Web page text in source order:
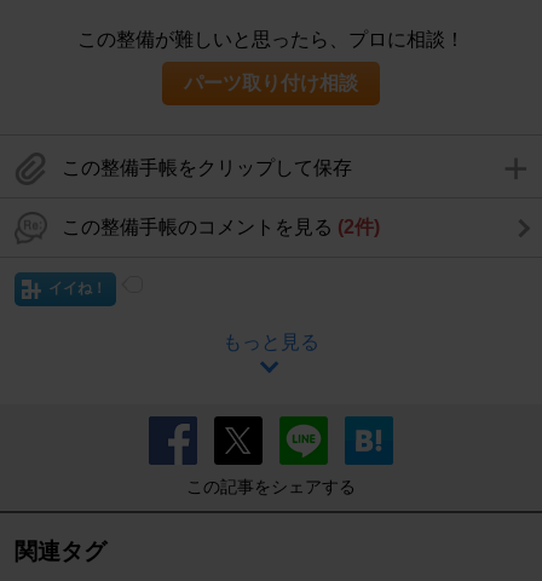
この整備が難しいと思ったら、プロに相談！
パーツ取り付け相談
この整備手帳をクリップして保存
この整備手帳のコメントを見る (2件)
イイね！
もっと見る
この記事をシェアする
関連タグ